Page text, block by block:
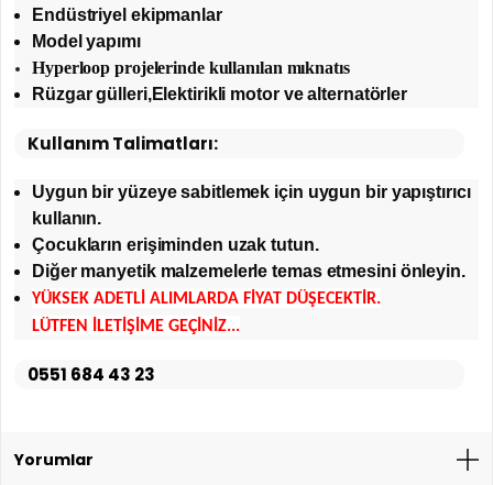
Endüstriyel ekipmanlar
Model yapımı
Hyperloop projelerinde kullanılan mıknatıs
Rüzgar gülleri,Elektirikli motor ve alternatörler
Kullanım Talimatları:
Uygun bir yüzeye sabitlemek için uygun bir yapıştırıcı
kullanın.
Çocukların erişiminden uzak tutun.
Diğer manyetik malzemelerle temas etmesini önleyin.
YÜKSEK ADETLİ ALIMLARDA FİYAT DÜŞECEKTİR.
LÜTFEN İLETİŞİME GEÇİNİZ...
0551 684 43 23
Yorumlar